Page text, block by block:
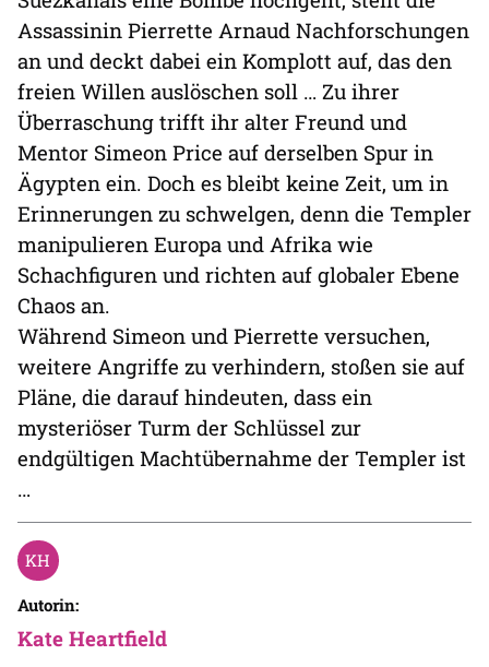
Assassinin Pierrette Arnaud Nachforschungen
an und deckt dabei ein Komplott auf, das den
freien Willen auslöschen soll … Zu ihrer
Überraschung trifft ihr alter Freund und
Mentor Simeon Price auf derselben Spur in
Ägypten ein. Doch es bleibt keine Zeit, um in
Erinnerungen zu schwelgen, denn die Templer
manipulieren Europa und Afrika wie
Schachfiguren und richten auf globaler Ebene
Chaos an.
Während Simeon und Pierrette versuchen,
weitere Angriffe zu verhindern, stoßen sie auf
Pläne, die darauf hindeuten, dass ein
mysteriöser Turm der Schlüssel zur
endgültigen Machtübernahme der Templer ist
…
Autorin:
Kate Heartfield